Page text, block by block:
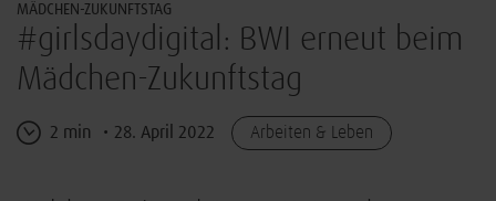
MÄDCHEN-ZUKUNFTSTAG
#girlsdaydigital: BWI erneut beim
Mädchen-Zukunftstag
2 min 28. April 2022 Arbeiten & Leben